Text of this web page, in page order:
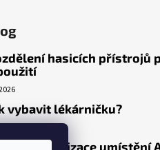
hasicích přístrojů
vybavit lékárničku?
realizace umístění